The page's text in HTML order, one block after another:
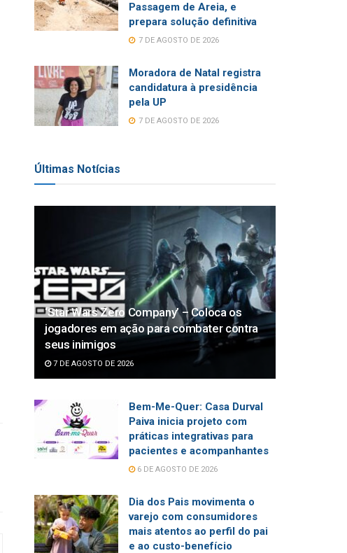
Passagem de Areia, e
prepara solução definitiva
7 DE AGOSTO DE 2026
Moradora de Natal registra
candidatura à presidência
pela UP
7 DE AGOSTO DE 2026
Últimas Notícias
‘Star Wars Zero Company’ – Coloca os
jogadores em ação para combater contra
seus inimigos
7 DE AGOSTO DE 2026
Bem-Me-Quer: Casa Durval
Paiva inicia projeto com
práticas integrativas para
pacientes e acompanhantes
6 DE AGOSTO DE 2026
Dia dos Pais movimenta o
varejo com consumidores
mais atentos ao perfil do pai
e ao custo-benefício